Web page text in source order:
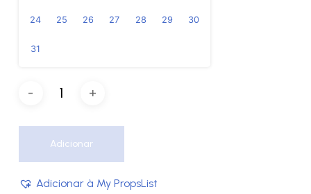
24 25 26 27 28 29 30
31
Adicionar
Adicionar à My PropsList